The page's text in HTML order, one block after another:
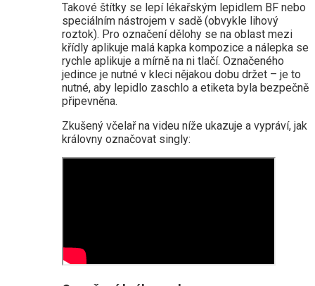
Takové štítky se lepí lékařským lepidlem BF nebo
speciálním nástrojem v sadě (obvykle lihový
roztok). Pro označení dělohy se na oblast mezi
křídly aplikuje malá kapka kompozice a nálepka se
rychle aplikuje a mírně na ni tlačí. Označeného
jedince je nutné v kleci nějakou dobu držet – je to
nutné, aby lepidlo zaschlo a etiketa byla bezpečně
připevněna.
Zkušený včelař na videu níže ukazuje a vypráví, jak
královny označovat singly: